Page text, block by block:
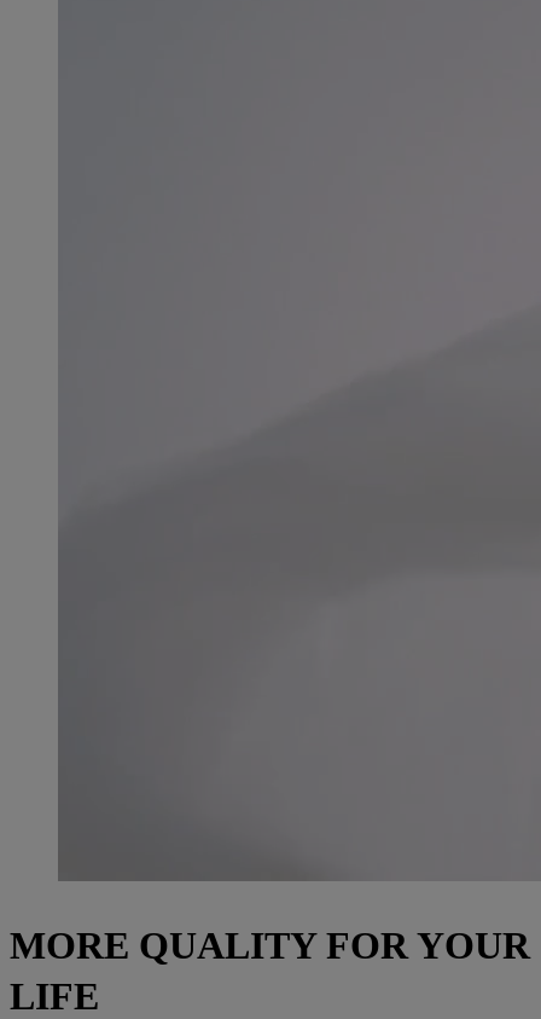
MORE QUALITY FOR YOUR
LIFE